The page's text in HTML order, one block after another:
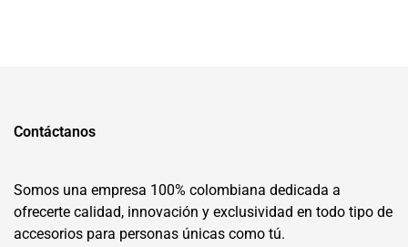
Contáctanos
Somos una empresa 100% colombiana dedicada a
ofrecerte calidad, innovación y exclusividad en todo tipo de
accesorios para personas únicas como tú.